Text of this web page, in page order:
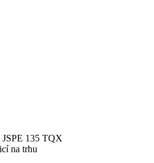
135 TQX
na trhu